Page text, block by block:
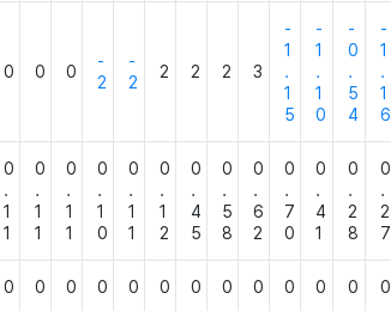
0 0 0
-
2
-
2
2 2 2 3
-
1
.
1
5
-
1
.
1
0
-
0
.
5
4
-
1
.
1
6
0
.
1
1
0
.
1
1
0
.
1
1
0
.
1
0
0
.
1
1
0
.
1
2
0
.
4
5
0
.
5
8
0
.
6
2
0
.
7
0
0
.
4
1
0
.
2
8
0
.
2
7
0 0 0 0 0 0 0 0 0 0 0 0 0